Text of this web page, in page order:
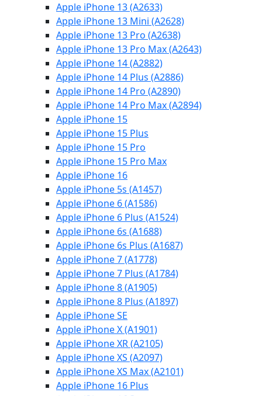
Apple iPhone 13 (A2633)
Apple iPhone 13 Mini (A2628)
Apple iPhone 13 Pro (A2638)
Apple iPhone 13 Pro Max (A2643)
Apple iPhone 14 (A2882)
Apple iPhone 14 Plus (A2886)
Apple iPhone 14 Pro (A2890)
Apple iPhone 14 Pro Max (A2894)
Apple iPhone 15
Apple iPhone 15 Plus
Apple iPhone 15 Pro
Apple iPhone 15 Pro Max
Apple iPhone 16
Apple iPhone 5s (A1457)
Apple iPhone 6 (A1586)
Apple iPhone 6 Plus (A1524)
Apple iPhone 6s (A1688)
Apple iPhone 6s Plus (A1687)
Apple iPhone 7 (A1778)
Apple iPhone 7 Plus (A1784)
Apple iPhone 8 (A1905)
Apple iPhone 8 Plus (A1897)
Apple iPhone SE
Apple iPhone X (A1901)
Apple iPhone XR (A2105)
Apple iPhone XS (A2097)
Apple iPhone XS Max (A2101)
Apple iPhone 16 Plus